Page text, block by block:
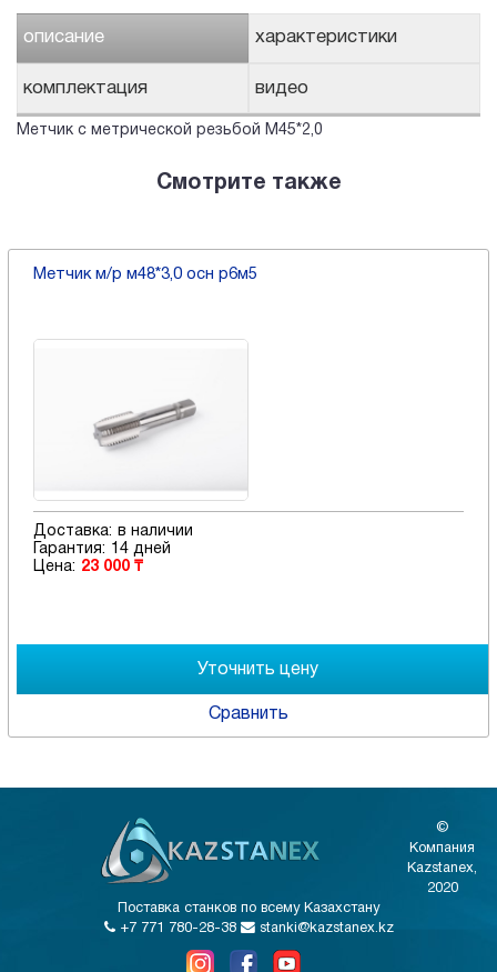
описание характеристики
комплектация видео
Метчик с метрической резьбой М45*2,0
Смотрите также
Метчик м/р м48*3,0 осн р6м5
Доставка:
в наличии
Гарантия:
14 дней
Цена: 23 000 ₸
Сравнить
©
Компания
Kazstanex,
2020
Поставка станков по всему Казахстану
+7 771 780-28-38
stanki@kazstanex.kz